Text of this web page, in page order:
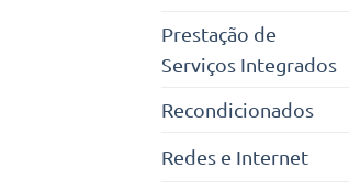
Prestação de
Serviços Integrados
Recondicionados
Redes e Internet